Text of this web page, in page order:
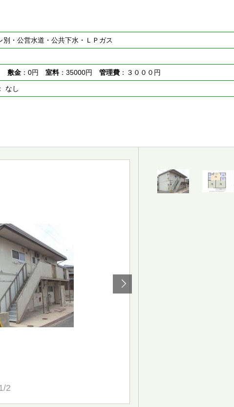
別・公営水道・公共下水・ＬＰガス
敷金：0円 室料：35000円 管理費：３０００円
なし
2